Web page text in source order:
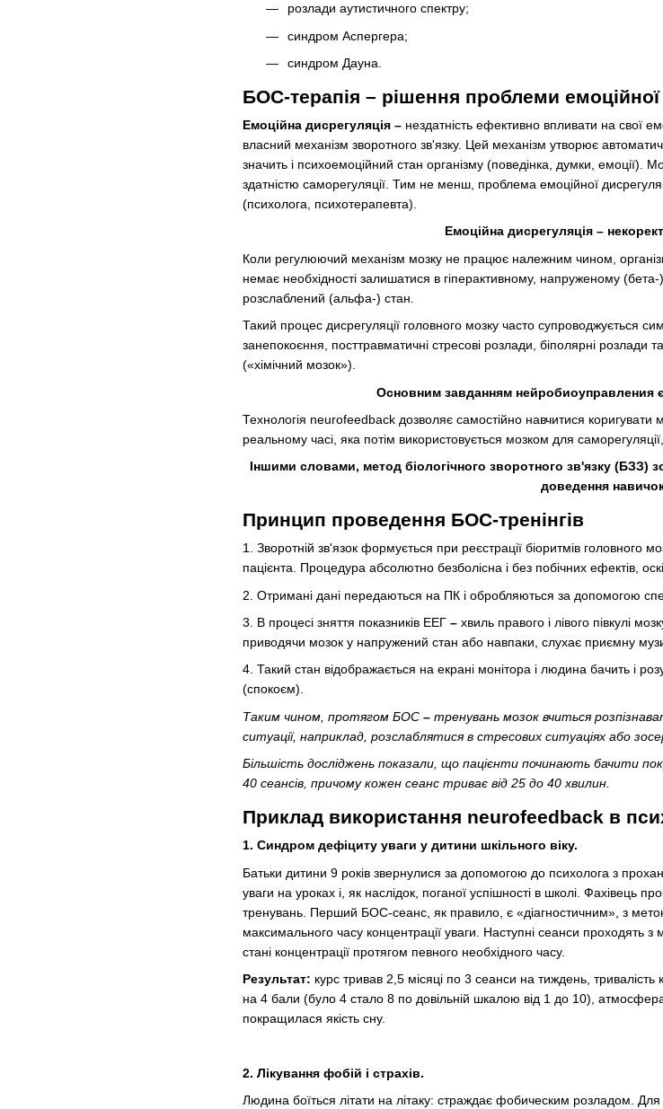
розлади аутистичного спектру;
синдром Аспергера;
синдром Дауна.
БОС-терапія – рішення проблеми емоційної
Емоційна дисрегуляція – нездатність ефективно впливати на свої
власний механізм зворотного зв'язку. Цей механізм утворює
значить і психоемоційний стан організму (поведінка, думки, емоції).
здатністю саморегуляції. Тим не менш, проблема емоційної
(психолога, психотерапевта).
Емоційна дисрегуляція –
Коли регулюючий механізм мозку не працює належним чином,
немає необхідності залишатися в гіперактивному, напруженому
розслаблений (альфа-) стан.
Такий процес дисрегуляції головного мозку часто супроводжується
занепокоєння, посттравматичні стресові розлади, біполярні розлади
(«хімічний мозок»).
Основним завданням нейробиоуправления
Технологія neurofeedback дозволяє самостійно навчитися коригувати
реальному часі, яка потім використовується мозком для
Іншими словами, метод біологічного зворотного зв'язку (БЗЗ)
доведення
Принцип проведення БОС-тренінгів
1. Зворотній зв'язок формується при реєстрації біоритмів
пацієнта. Процедура абсолютно безболісна і без побічних ефектів,
2. Отримані дані передаються на ПК і обробляються за допомогою
3. В процесі зняття показників ЕЕГ – хвиль правого і лівого півкулі
приводячи мозок у напружений стан або навпаки, слухає приємну
4. Такий стан відображається на екрані монітора і людина бачить і
(спокоєм).
Таким чином, протягом БОС – тренувань мозок вчиться
ситуації, наприклад, розслаблятися в стресових ситуаціях або
Більшість досліджень показали, що пацієнти починають бачити
40 сеансів, причому кожен сеанс триває від 25 до 40 хвилин.
Приклад використання neurofeedback в
1. Синдром дефіциту уваги у дитини шкільного віку.
Батьки дитини 9 років звернулися за допомогою до психолога з
уваги на уроках і, як наслідок, поганої успішності в школі.
тренувань. Перший БОС-сеанс, як правило, є «діагностичним», з
максимального часу концентрації уваги. Наступні сеанси проходять
стані концентрації протягом певного необхідного часу.
Результат: курс тривав 2,5 місяці по 3 сеанси на тиждень,
на 4 бали (було 4 стало 8 по довільній шкалою від 1 до 10),
покращилася якість сну.
2. Лікування фобій і страхів.
Людина боїться літати на літаку: страждає фобическим розладом.